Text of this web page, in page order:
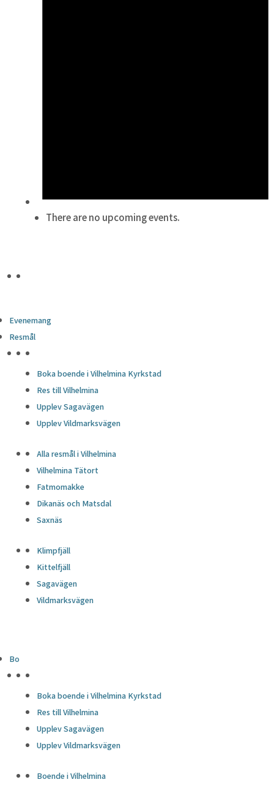
There are no upcoming events.
Evenemang
Resmål
Boka boende i Vilhelmina Kyrkstad
Res till Vilhelmina
Upplev Sagavägen
Upplev Vildmarksvägen
Alla resmål i Vilhelmina
Vilhelmina Tätort
Fatmomakke
Dikanäs och Matsdal
Saxnäs
Klimpfjäll
Kittelfjäll
Sagavägen
Vildmarksvägen
Bo
Boka boende i Vilhelmina Kyrkstad
Res till Vilhelmina
Upplev Sagavägen
Upplev Vildmarksvägen
Boende i Vilhelmina